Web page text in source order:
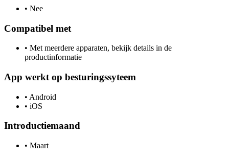
• Nee
Compatibel met
• Met meerdere apparaten, bekijk details in de
productinformatie
App werkt op besturingssyteem
• Android
• iOS
Introductiemaand
• Maart